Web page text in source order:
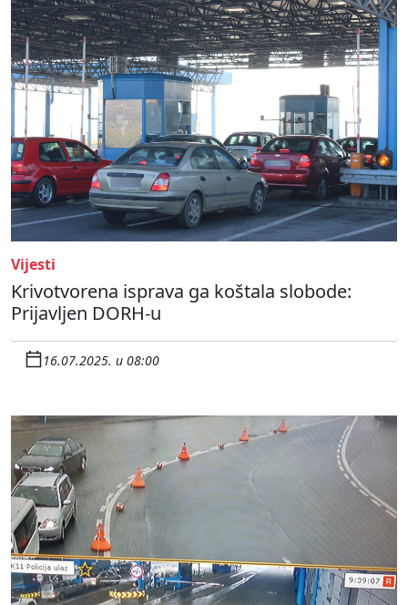
Vijesti
Krivotvorena isprava ga koštala slobode:
Prijavljen DORH-u
16.07.2025. u 08:00